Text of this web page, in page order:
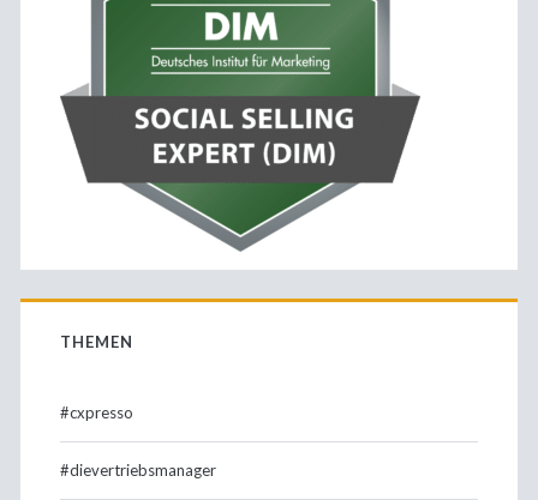
THEMEN
#cxpresso
#dievertriebsmanager